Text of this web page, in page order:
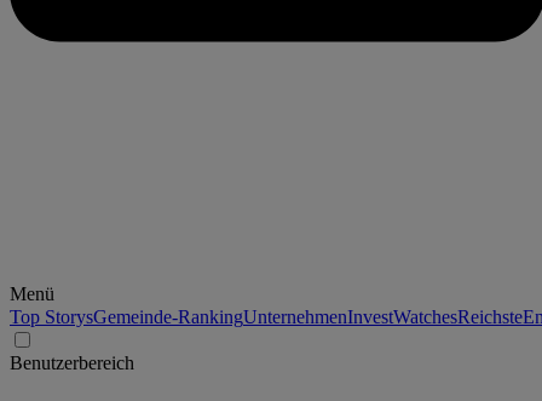
Menü
Top StorysGemeinde-RankingUnternehmenInvestWatchesReichste
Benutzerbereich